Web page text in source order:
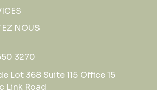
NOUS
3270
Lot 368 Suite 115 Office 15
Link Road